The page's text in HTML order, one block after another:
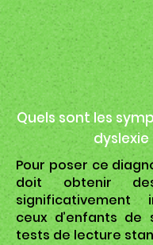
Quels sont les
dyslexie
Pour poser ce
doit obtenir
significativement
ceux d’enfants de
tests de lecture